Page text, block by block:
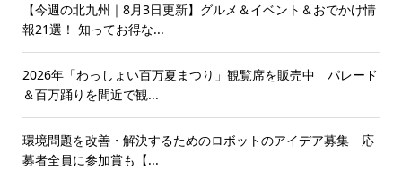
【今週の北九州｜8月3日更新】グルメ＆イベント＆おでかけ情
報21選！ 知ってお得な...
2026年「わっしょい百万夏まつり」観覧席を販売中 パレード
＆百万踊りを間近で観...
環境問題を改善・解決するためのロボットのアイデア募集 応
募者全員に参加賞も【...